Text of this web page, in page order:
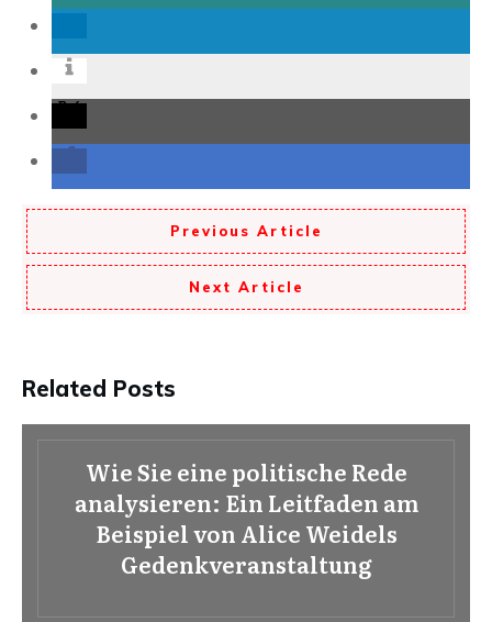
Previous Article
Next Article
Related Posts
Wie Sie eine politische Rede
analysieren: Ein Leitfaden am
Beispiel von Alice Weidels
Gedenkveranstaltung